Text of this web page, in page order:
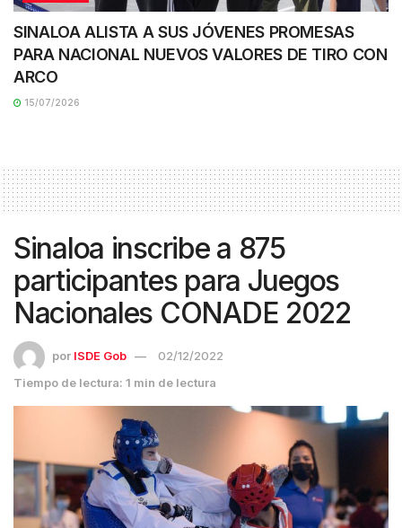
SINALOA ALISTA A SUS JÓVENES PROMESAS
PARA NACIONAL NUEVOS VALORES DE TIRO CON
ARCO
15/07/2026
Sinaloa inscribe a 875
participantes para Juegos
Nacionales CONADE 2022
por ISDE Gob
02/12/2022
Tiempo de lectura: 1 min de lectura